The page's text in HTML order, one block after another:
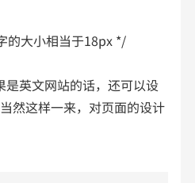
的大小相当于18px */
英文网站的话，还可以设
然这样一来，对页面的设计